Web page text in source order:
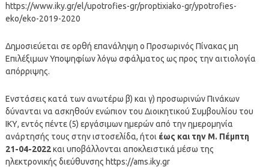
https://www.iky.gr/el/upotrofies-gr/proptixiako-gr/ypotrofies-
eko/eko-2019-2020
Δημοσιεύεται σε ορθή επανάληψη ο Προσωρινός Πίνακας μη
Επιλέξιμων Υποψηφίων λόγω σφάλματος ως προς την αιτιολογία
απόρριψης.
Ενστάσεις κατά των ανωτέρω β) και γ) προσωρινών Πινάκων
δύνανται να ασκηθούν ενώπιον του Διοικητικού Συμβουλίου του
ΙΚΥ, εντός πέντε (5) εργάσιμων ημερών από την ημερομηνία
ανάρτησής τους στην ιστοσελίδα, ήτοι έως και την Μ. Πέμπτη
21-04-2022και υποβάλλονται αποκλειστικά μέσω της
ηλεκτρονικής διεύθυνσης https://ams.iky.gr